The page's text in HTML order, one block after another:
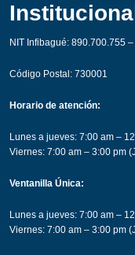
NIT Infibagué: 890.700.755 –
Código Postal: 730001
Horario de atención:
Lunes a jueves: 7:00 am –
Viernes: 7:00 am – 3:00 pm
Ventanilla Única:
Lunes a jueves: 7:00 am –
Viernes: 7:00 am – 3:00 pm